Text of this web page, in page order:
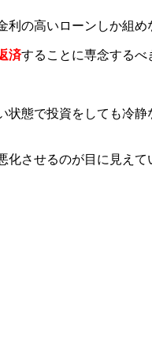
の高いローンしか組め
済することに専念するべ
状態で投資をしても冷
させるのが目に見えて